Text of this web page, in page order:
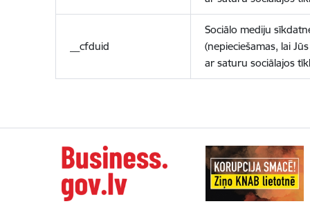
__cfduid
Sociālo mediju
(nepieciešamas, lai
ar saturu sociālajos